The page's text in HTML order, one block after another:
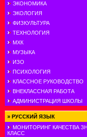
ЭКОНОМИКА
ЭКОЛОГИЯ
ФИЗКУЛЬТУРА
ТЕХНОЛОГИЯ
МХК
МУЗЫКА
ИЗО
ПСИХОЛОГИЯ
КЛАССНОЕ РУКОВОДСТВО
ВНЕКЛАССНАЯ РАБОТА
АДМИНИСТРАЦИЯ ШКОЛЫ
» РУССКИЙ ЯЗЫК
МОНИТОРИНГ КАЧЕСТВА
КЛАСС